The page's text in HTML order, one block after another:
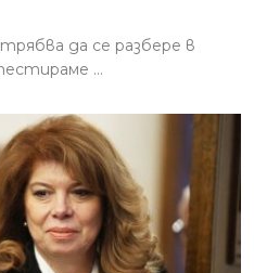
да се разбере в
...